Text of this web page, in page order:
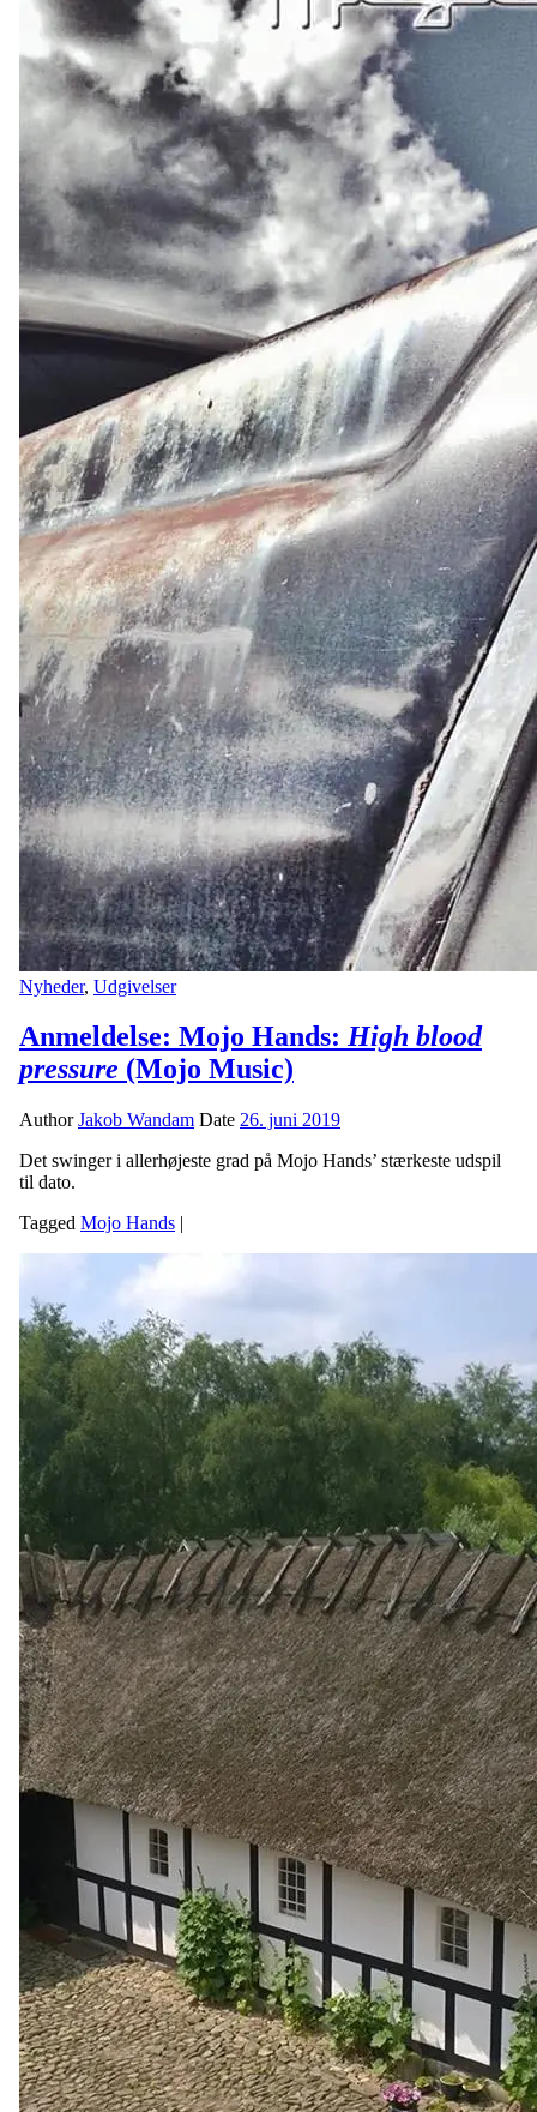
Nyheder, Udgivelser
Anmeldelse: Mojo Hands: High blood
pressure (Mojo Music)
AuthorJakob Wandam Date 26. juni 2019
Det swinger i allerhøjeste grad på Mojo Hands’ stærkeste udspil
til dato.
Tagged Mojo Hands |